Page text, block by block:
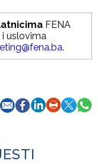
FENA
i uslovima
.